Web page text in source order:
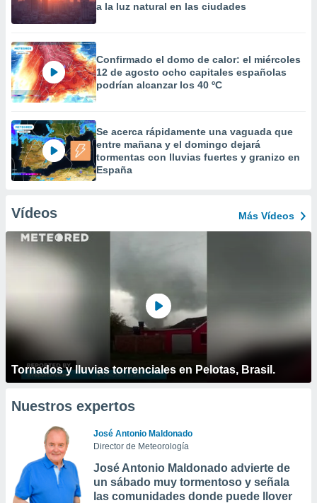
a la luz natural en las ciudades
Confirmado el domo de calor: el miércoles
12 de agosto ocho capitales españolas
podrían alcanzar los 40 ºC
Se acerca rápidamente una vaguada que
entre mañana y el domingo dejará
tormentas con lluvias fuertes y granizo en
España
Vídeos Más Vídeos
Tornados y lluvias torrenciales en Pelotas, Brasil.
Nuestros expertos
José Antonio Maldonado
Director de Meteorología
José Antonio Maldonado advierte de
un sábado muy tormentoso y señala
las comunidades donde puede llover